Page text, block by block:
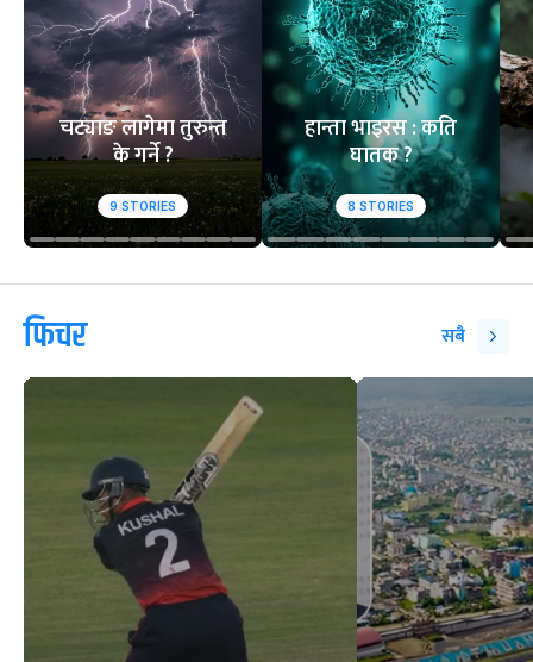
चट्याङ लागेमा तुरुन्त
के गर्ने ?
9 STORIES
हान्ता भाइरस : कति
घातक ?
8 STORIES
फिचर सबै